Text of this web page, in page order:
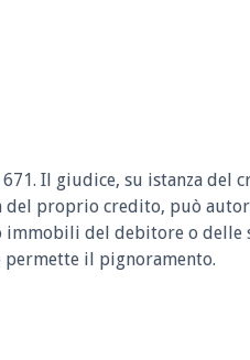
Il giudice, su istanza del
del proprio credito, può
immobili del debitore o delle
permette il pignoramento.